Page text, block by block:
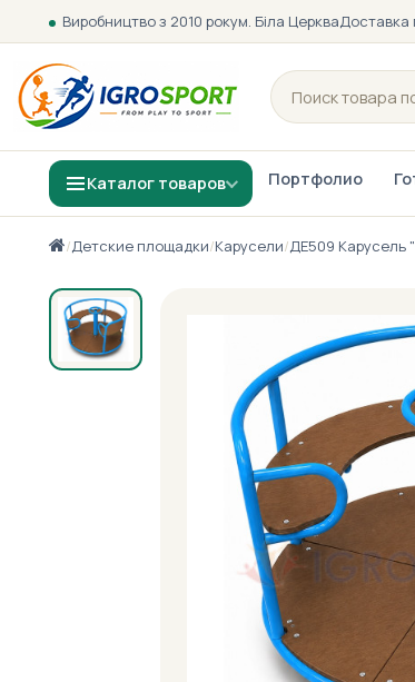
Виробництво з 2010 рокум. Біла ЦеркваДоставка
Каталог товаров Портфолио
/Детские площадки/Карусели/ДЕ509 Карусель